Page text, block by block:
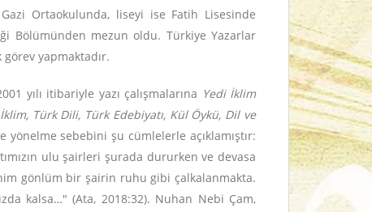
Ortaokulunda, liseyi ise Fatih Lisesinde
Bölümünden mezun oldu. Türkiye Yazarlar
yapmaktadır.
yılı itibariyle yazı çalışmalarına Yedi İklim
Türk Dili, Türk Edebiyatı, Kül Öykü, Dil ve
sebebini şu cümlelerle açıklamıştır:
ulu şairleri şurada dururken ve devasa
gönlüm bir şairin ruhu gibi çalkalanmakta.
kalsa…" (Ata, 2018:32). Nuhan Nebi Çam,